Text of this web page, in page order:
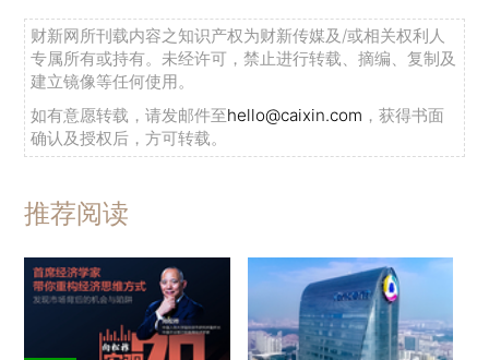
财新网所刊载内容之知识产权为财新传媒及/或相关权利人
专属所有或持有。未经许可，禁止进行转载、摘编、复制及
建立镜像等任何使用。
如有意愿转载，请发邮件至hello@caixin.com ，获得书面
确认及授权后，方可转载。
推荐阅读